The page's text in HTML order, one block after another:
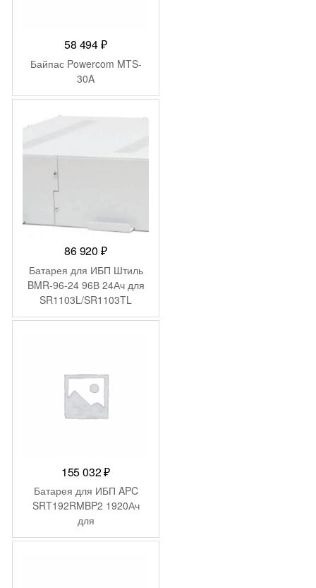
58 494₽
Байпас Powercom MTS-
30A
86 920₽
Батарея для ИБП Штиль
BMR-96-24 96В 24Ач для
SR1103L/SR1103TL
155 032₽
Батарея для ИБП APC
SRT192RMBP2 1920Ач
для
SRT10KRMXLI/SRT10KXLI/